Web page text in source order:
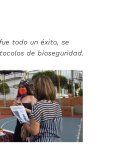
todo un éxito, se
de bioseguridad.